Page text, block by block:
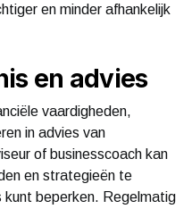
en minder afhankelijk
en advies
vaardigheden,
in advies van
of businesscoach kan
en strategieën te
kunt beperken. Regelmatig